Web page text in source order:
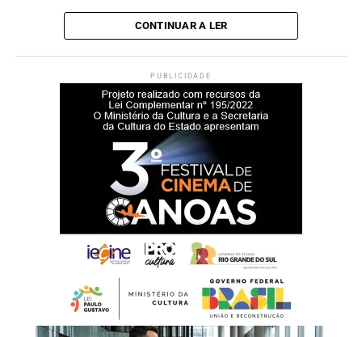
adaptação do município diante dos eventos climáticos
extremos registrados nos últimos anos, reforçando o
compromisso do Poder Executivo com a proteção das
famílias mais vulneráveis e a ampliação do acesso à
habitação de interesse social.Durante o evento, também
serão apresentadas à comunidade todas as informações
sobre o edital, os critérios de participação e o período de
2.850,00. Ao todo, foram chamados 360 candidatos,
sendo 100 suplentes. Caso haja desistências ou
para assumir as vagas como titulares.
Documentos necessários:
Documento de Identificação Oficial com foto;
CPF (caso não conste no documento de identificação);
Comprovante de estado civil (certidão de nascimento ou
casamento, com averbações, se for o caso);
Documento de identificação com foto do procurador
(quando houver);
Laudo médico com CID-10 (se houver caso de pessoa com
deficiência/microcefalia);
Comprovante de recebimento de BPC (se houver);
Comprovante de residência;
Boletim de ocorrência (para casos enquadrados na Lei
CONTINUAR A LER
PUBLICIDADE